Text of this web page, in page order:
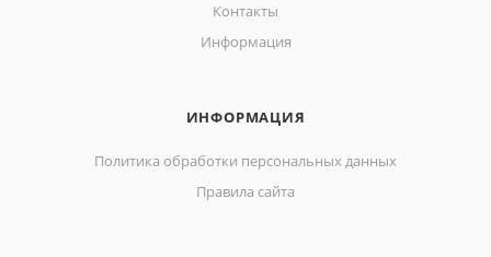
Контакты
Информация
ИНФОРМАЦИЯ
Политика обработки персональных данных
Правила сайта